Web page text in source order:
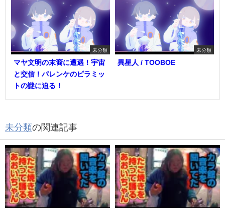
未分類
マヤ文明の末裔に遭遇！宇宙
と交信！パレンケのピラミッ
トの謎に迫る！
未分類
異星人 / TOOBOE
未分類の関連記事